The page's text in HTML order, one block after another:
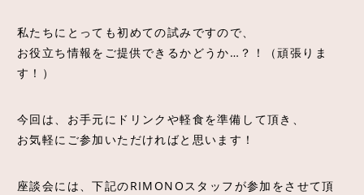
私たちにとっても初めての試みですので、
お役立ち情報をご提供できるかどうか…？！（頑張りま
す！）
今回は、お手元にドリンクや軽食を準備して頂き、
お気軽にご参加いただければと思います！
座談会には、下記のRIMONOスタッフが参加をさせて頂